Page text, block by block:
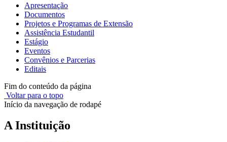
Apresentação
Documentos
Projetos e Programas de Extensão
Assistência Estudantil
Estágio
Eventos
Convênios e Parcerias
Editais
Fim do conteúdo da página
Voltar para o topo
Início da navegação de rodapé
A Instituição